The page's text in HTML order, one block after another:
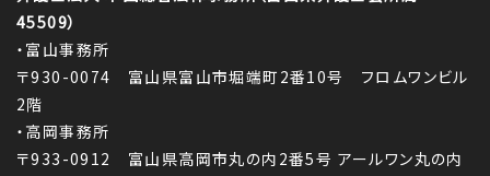
45509）
・富山事務所
〒930-0074 富山県富山市堀端町2番10号 フロムワンビル
2階
・高岡事務所
〒933-0912 富山県高岡市丸の内2番5号 アールワン丸の内